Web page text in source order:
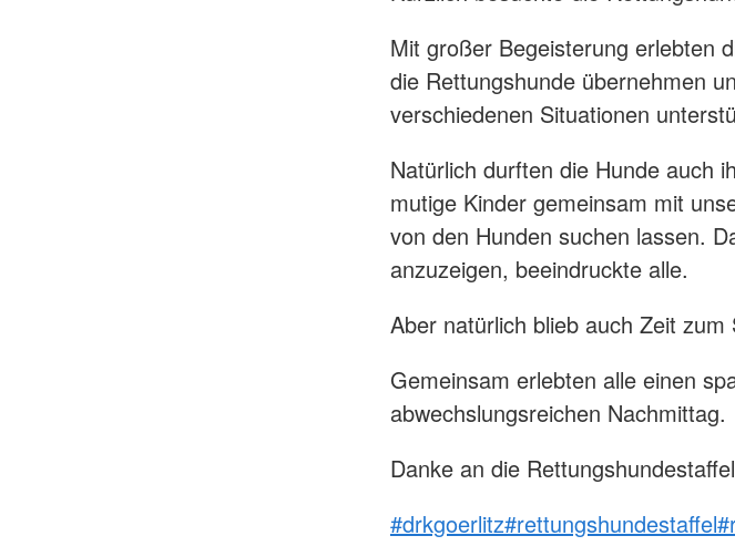
Mit großer Begeisterung erlebten
die Rettungshunde übernehmen
verschiedenen Situationen
Natürlich durften die Hunde auch
mutige Kinder gemeinsam mit
von den Hunden suchen lassen.
anzuzeigen, beeindruckte alle.
Aber natürlich blieb auch Zeit zum
Gemeinsam erlebten alle einen
abwechslungsreichen Nachmittag.
Danke an die
#drkgoerlitz#rettungshundestaffel